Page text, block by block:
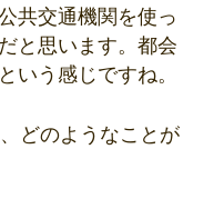
共交通機関を使っ
と思います。都会
いう感じですね。
どのようなことが